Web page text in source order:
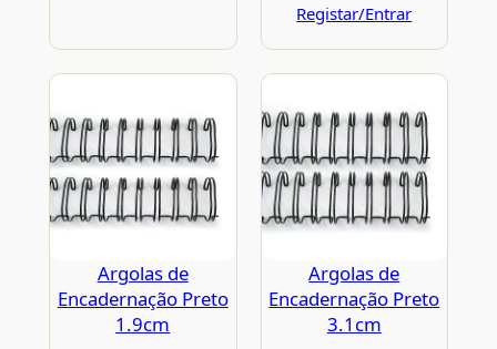
Registar/Entrar
Argolas de
Encadernação Preto
1.9cm
Argolas de
Encadernação Preto
3.1cm